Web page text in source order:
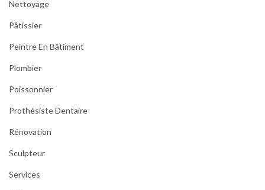
Nettoyage
Pâtissier
Peintre En Bâtiment
Plombier
Poissonnier
Prothésiste Dentaire
Rénovation
Sculpteur
Services